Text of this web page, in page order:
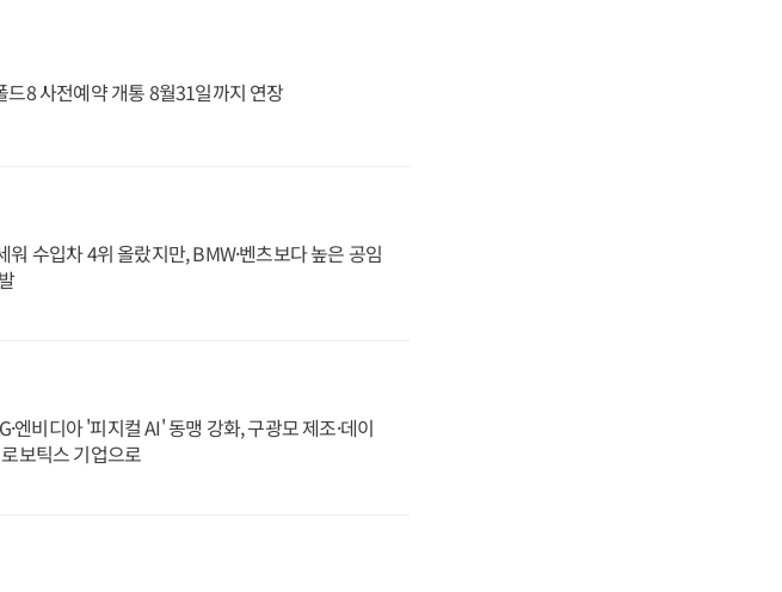
드8 사전예약 개통 8월31일까지 연장
워 수입차 4위 올랐지만, BMW·벤츠보다 높은 공임
엔비디아 '피지컬 AI' 동맹 강화, 구광모 제조·데이
보틱스 기업으로